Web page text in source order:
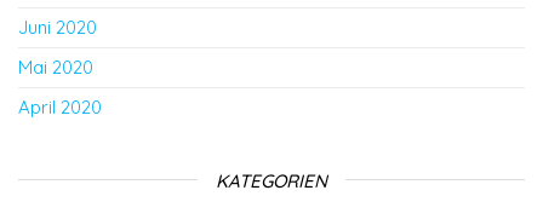
Juni 2020
Mai 2020
April 2020
KATEGORIEN